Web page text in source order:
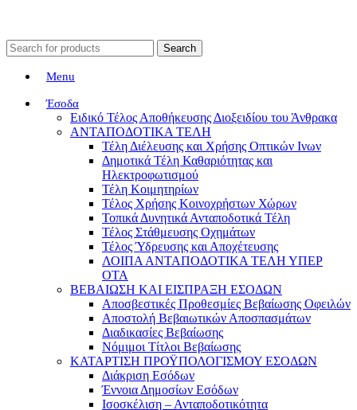
Search
Menu
Έσοδα
Ειδικό Τέλος Αποθήκευσης Διοξειδίου του Άνθρακα
ΑΝΤΑΠΟΔΟΤΙΚΑ ΤΕΛΗ
Τέλη Διέλευσης και Χρήσης Οπτικών Ινων
Δημοτικά Τέλη Καθαριότητας και
Ηλεκτροφωτισμού
Τέλη Κοιμητηρίων
Τέλος Χρήσης Κοινοχρήστων Χώρων
Τοπικά Δυνητικά Ανταποδοτικά Τέλη
Τέλος Στάθμευσης Οχημάτων
Τέλος Ύδρευσης και Αποχέτευσης
ΛΟΙΠΑ ΑΝΤΑΠΟΔΟΤΙΚΑ ΤΕΛΗ ΥΠΕΡ
ΟΤΑ
ΒΕΒΑΙΩΣΗ ΚΑΙ ΕΙΣΠΡΑΞΗ ΕΣΟΔΩΝ
Αποσβεστικές Προθεσμίες Βεβαίωσης Οφειλών
Αποστολή Βεβαιωτικών Αποσπασμάτων
Διαδικασίες Βεβαίωσης
Νόμιμοι Τίτλοι Βεβαίωσης
ΚΑΤΑΡΤΙΣΗ ΠΡΟΫΠΟΛΟΓΙΣΜΟΥ ΕΣΟΔΩΝ
Διάκριση Εσόδων
Έννοια Δημοσίων Εσόδων
Ισοσκέλιση – Ανταποδοτικότητα